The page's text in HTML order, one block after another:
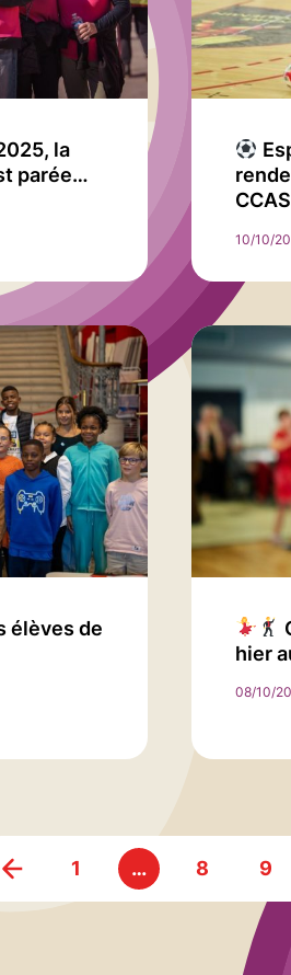
la
parée…
10/10/
élèves de
hier
08/10/
1 … 8 9